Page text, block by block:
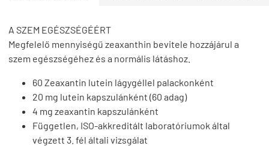
A SZEM EGÉSZSÉGÉÉRT
Megfelelő mennyiségű zeaxanthin bevitele hozzájárul a
szem egészségéhez és a normális látáshoz.
60 Zeaxantin lutein lágygéllel palackonként
20 mg lutein kapszulánként (60 adag)
4 mg zeaxantin kapszulánként
Független, ISO-akkreditált laboratóriumok által
végzett 3. fél általi vizsgálat